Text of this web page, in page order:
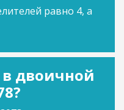
равно 4, а
двоичной